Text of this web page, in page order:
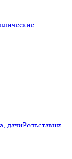
дачиРольставни